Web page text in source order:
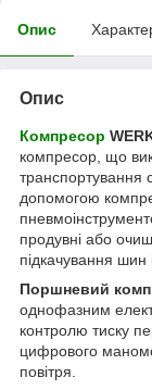
Опис
Опис
Компресор
компресор, що
транспортування
допомогою
продувні або
підкачування шин
Поршневий
однофазним
контролю тиску
цифрового
повітря.